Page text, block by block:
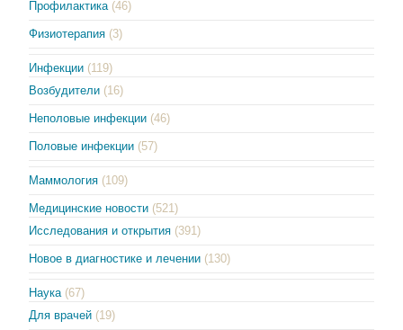
Профилактика (46)
Физиотерапия (3)
Инфекции (119)
Возбудители (16)
Неполовые инфекции (46)
Половые инфекции (57)
Маммология (109)
Медицинские новости (521)
Исследования и открытия (391)
Новое в диагностике и лечении (130)
Наука (67)
Для врачей (19)